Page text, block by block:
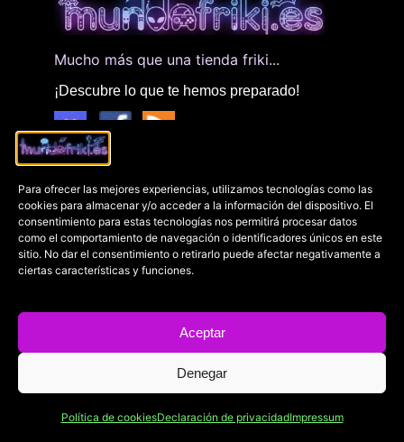
Para ofrecer las mejores experiencias, utilizamos tecnologías como las
cookies para almacenar y/o acceder a la información del dispositivo. El
consentimiento para estas tecnologías nos permitirá procesar datos
como el comportamiento de navegación o identificadores únicos en este
sitio. No dar el consentimiento o retirarlo puede afectar negativamente a
ciertas características y funciones.
Aceptar
Denegar
Política de cookiesDeclaración de privacidadImpressum
Mucho más que una tienda friki...
¡Descubre lo que te hemos preparado!
Enlaces
🏠 Inicio
⭐ ¡Arcades gratuítos!
💥Fandom
🤡 Quienes somos
Notícias diarias
🎬 Cine y series
📗 Cultura
🤘 Heavy metal
🎮 Sony